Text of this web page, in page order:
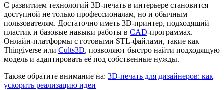
С развитием технологий 3D-печать в интерьере становится
доступной не только профессионалам, но и обычным
пользователям. Достаточно иметь 3D-принтер, подходящий
пластик и базовые навыки работы в CAD-программах.
Онлайн-платформы с готовыми STL-файлами, такие как
Thingiverse или Cults3D, позволяют быстро найти подходящую
модель и адаптировать её под собственные нужды.
Также обратите внимание на: 3D-печать для дизайнеров: как
ускорить реализацию идеи